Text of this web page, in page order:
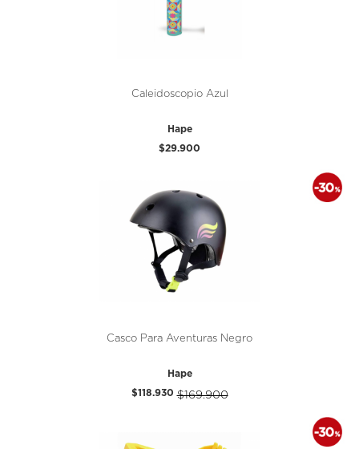
Caleidoscopio Azul
Hape
$29.900
Casco Para Aventuras Negro
Hape
$118.930 $169.900